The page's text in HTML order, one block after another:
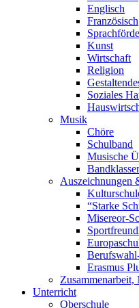
Englisch
Französisch
Kunst
Wirtschaft
Religion
Soziales
Musik
Chöre
Schulband
Musische
Auszeichnungen
“Starke
Misereor-
Erasmus
Unterricht
Oberschule